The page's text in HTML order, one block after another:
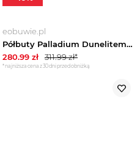
eobuwie.pl
Półbuty Palladium Dunelitemoccush 04660-308-M Szary
280.99 zł 311.99zł*
*najniższa cena z 30 dni przed obniżką